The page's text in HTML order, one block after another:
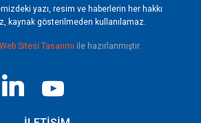
yazı, resim ve haberlerin her hakkı
kaynak gösterilmeden kullanılamaz.
Web Sitesi Tasarımı ile hazırlanmıştır.